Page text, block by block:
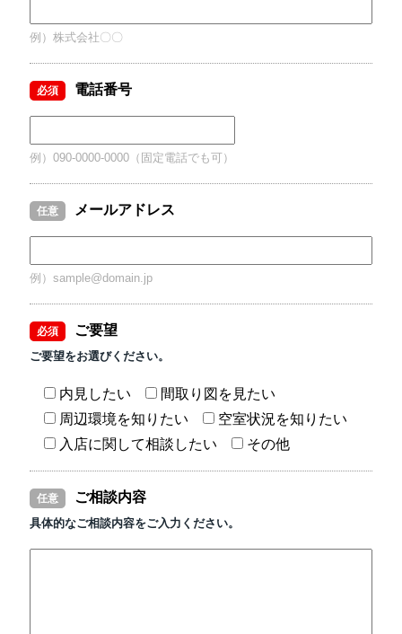
例）株式会社〇〇
必須 電話番号
例）090-0000-0000（固定電話でも可）
任意 メールアドレス
例）sample@domain.jp
必須 ご要望
ご要望をお選びください。
内見したい
間取り図を見たい
周辺環境を知りたい
空室状況を知りたい
入店に関して相談したい
その他
任意 ご相談内容
具体的なご相談内容をご入力ください。